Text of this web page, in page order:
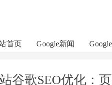
首页 Google新闻
谷歌SEO优化：